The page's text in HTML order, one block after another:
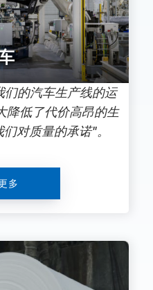
的汽车生产线的运
降低了代价高昂的生
对质量的承诺"。
多